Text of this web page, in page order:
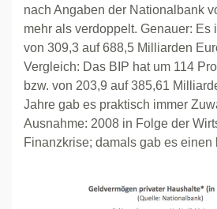
nach Angaben der Nationalbank
mehr als verdoppelt. Genauer: Es
von 309,3 auf 688,5 Milliarden
Vergleich: Das BIP hat um 114
bzw. von 203,9 auf 385,61
Jahre gab es praktisch immer
Ausnahme: 2008 in Folge der
Finanzkrise; damals gab es